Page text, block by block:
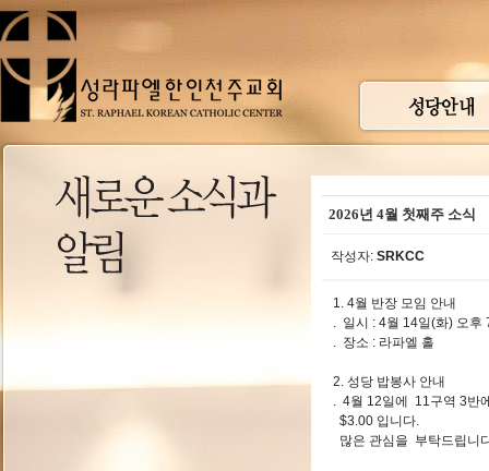
2026년 4월 첫째주 소식
작성자: SRKCC
1. 4월 반장 모임 안내
. 일시 : 4월 14일(화)
. 장소 : 라파엘 홀
2. 성당 밥봉사 안내
. 4월 12일에 11구역 3반
$3.00 입니다.
많은 관심을 부탁드립니